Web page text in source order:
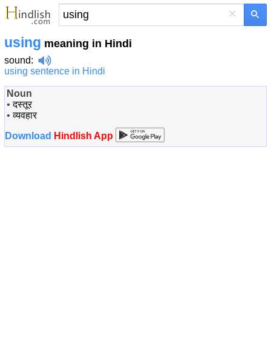
×
using meaning in Hindi
sound:
using sentence in Hindi
Noun
•दस्तूर
•व्यवहार
Download Hindlish App